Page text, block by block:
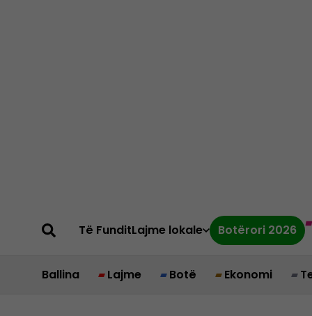
Të FunditLajme lokale Botërori 2026
Ballina Lajme Botë Ekonomi